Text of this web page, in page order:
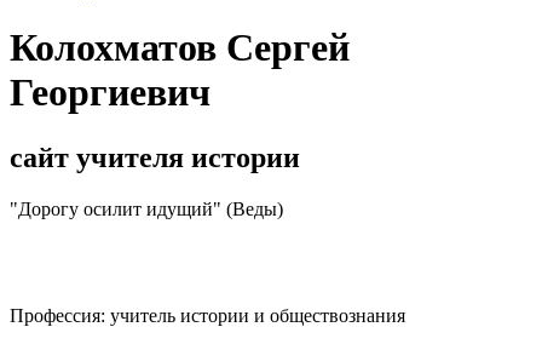
Колохматов Сергей
Георгиевич
сайт учителя истории
"Дорогу осилит идущий" (Веды)
Профессия: учитель истории и обществознания